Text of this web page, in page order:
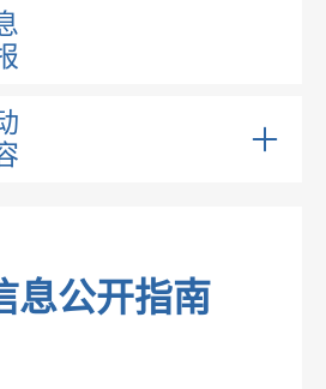
法
息公开指南